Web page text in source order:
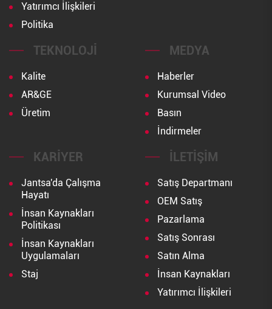
Yatırımcı İlişkileri
Politika
TEKNOLOJI
Kalite
AR&GE
Üretim
MEDYA
Haberler
Kurumsal Video
Basın
İndirmeler
KARIYER
Jantsa'da Çalışma
Hayatı
İnsan Kaynakları
Politikası
İnsan Kaynakları
Uygulamaları
Staj
İLETIŞIM
Satış Departmanı
OEM Satış
Pazarlama
Satış Sonrası
Satın Alma
İnsan Kaynakları
Yatırımcı İlişkileri